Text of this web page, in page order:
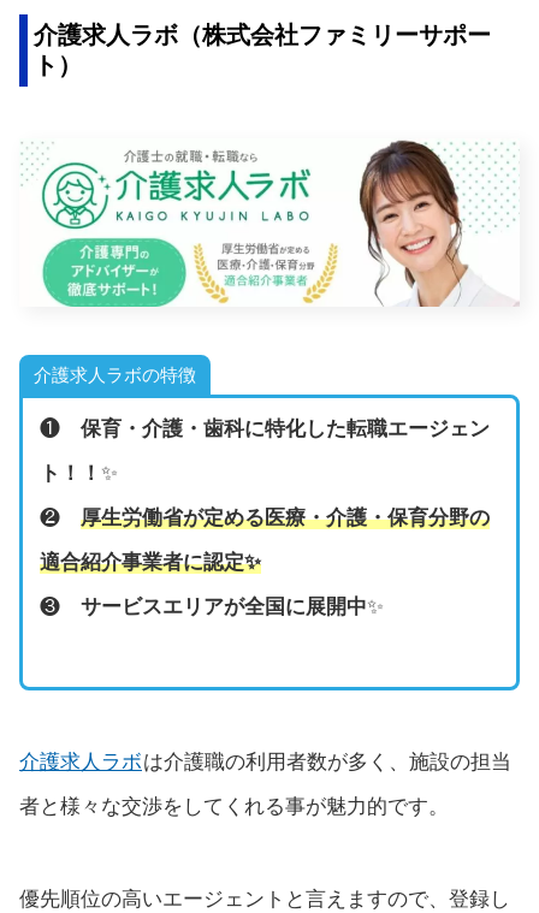
介護求人ラボ（株式会社ファミリーサポー
ト）
介護求人ラボの特徴
❶ 保育・介護・歯科に特化した転職エージェン
ト！！ ✨
❷ 厚生労働省が定める医療・介護・保育分野の
適合紹介事業者に認定✨
❸ サービスエリアが全国に展開中✨
介護求人ラボは介護職の利用者数が多く、施設の担当
者と様々な交渉をしてくれる事が魅力的です。
優先順位の高いエージェントと言えますので、登録し